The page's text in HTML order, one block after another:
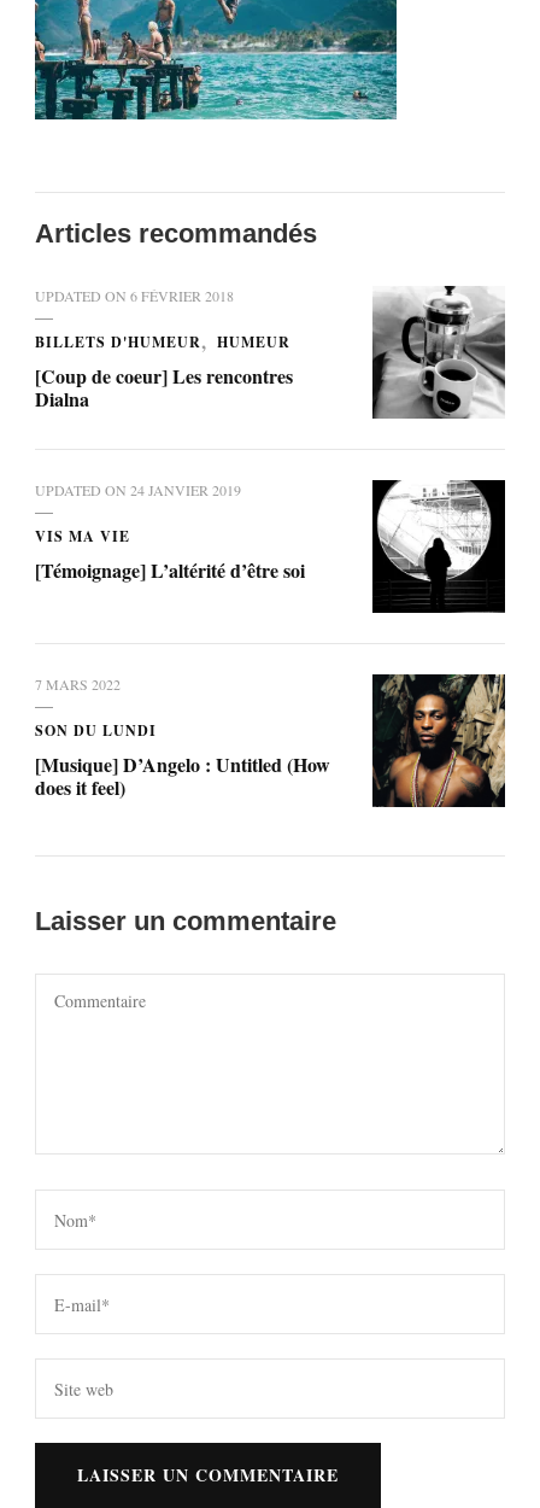
Articles recommandés
UPDATED ON 6 FÉVRIER 2018
BILLETS D'HUMEUR HUMEUR
[Coup de coeur] Les rencontres
Dialna
UPDATED ON 24 JANVIER 2019
VIS MA VIE
[Témoignage] L’altérité d’être soi
7 MARS 2022
SON DU LUNDI
[Musique] D’Angelo : Untitled (How
does it feel)
Laisser un commentaire